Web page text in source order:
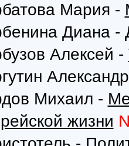
Мария -
Диана -
Алексей -
Михаил -
жизни